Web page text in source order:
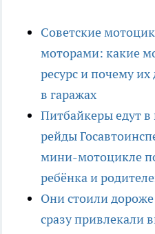
Советские
моторами: какие
ресурс и почему
в гаражах
Питбайкеры едут
рейды
мини-мотоцикле
ребёнка и
Они стоили
сразу привлекали